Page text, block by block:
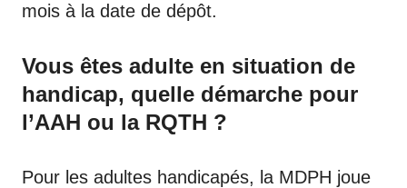
mois à la date de dépôt.
Vous êtes adulte en situation de
handicap, quelle démarche pour
l’AAH ou la RQTH ?
Pour les adultes handicapés, la MDPH joue